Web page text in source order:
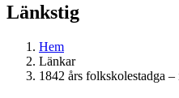
Länkstig
Hem
Länkar
1842 års folkskolestadga